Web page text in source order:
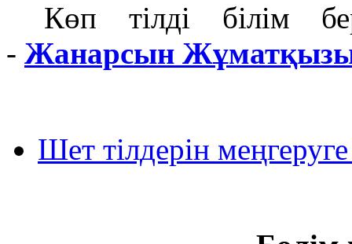
Көп тілді білім
- Жанарсын
Шет тілдерін